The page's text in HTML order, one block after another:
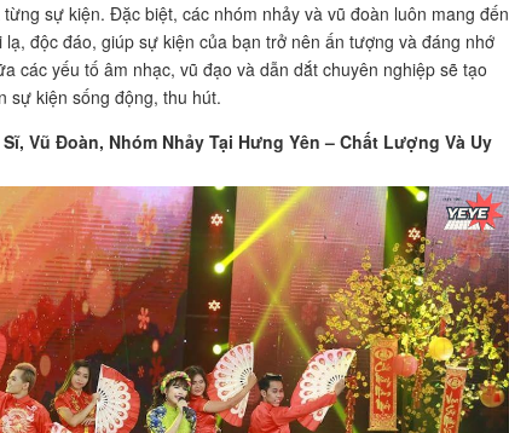
sự kiện. Đặc biệt, các nhóm nhảy và vũ đoàn luôn mang đến
lạ, độc đáo, giúp sự kiện của bạn trở nên ấn tượng và đáng nhớ
các yếu tố âm nhạc, vũ đạo và dẫn dắt chuyên nghiệp sẽ tạo
sự kiện sống động, thu hút.
Vũ Đoàn, Nhóm Nhảy Tại Hưng Yên – Chất Lượng Và Uy